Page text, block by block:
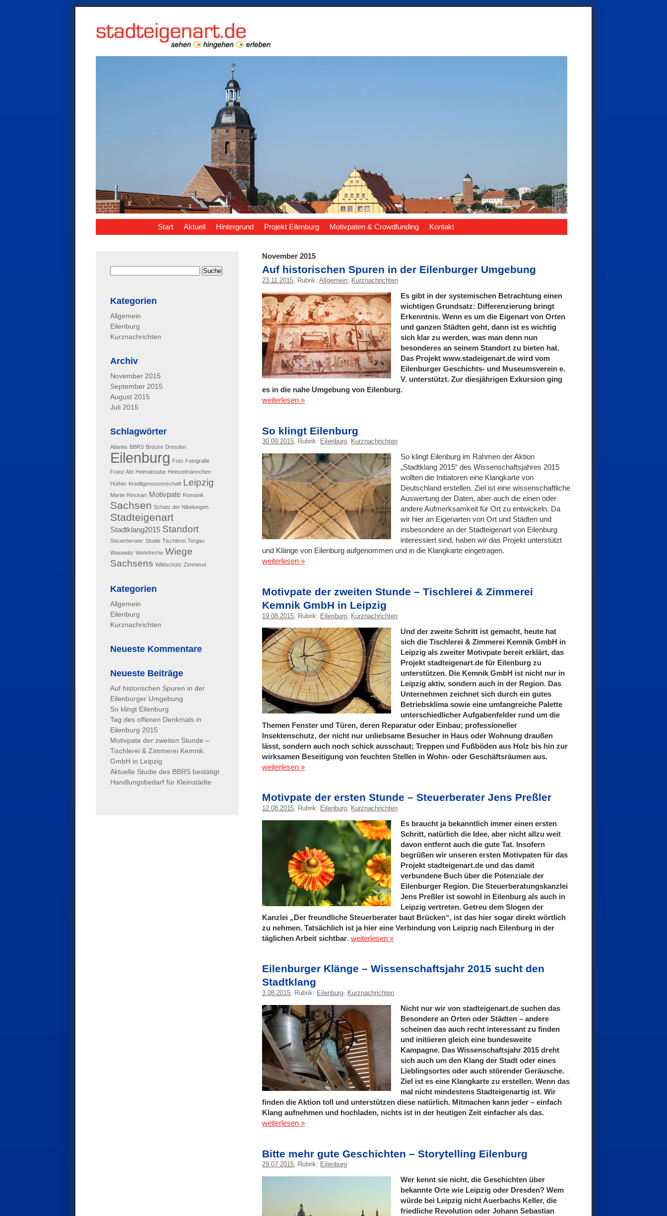
Start Aktuell Hintergrund Projekt Eilenburg Motivpaten & Crowdfunding Kontakt
November 2015
Auf historischen Spuren in der Eilenburger Umgebung
23.11.2015, Rubrik:Allgemein, Kurznachrichten
Es gibt in der systemischen Betrachtung einen
wichtigen Grundsatz: Differenzierung bringt
Erkenntnis. Wenn es um die Eigenart von Orten
und ganzen Städten geht, dann ist es wichtig
sich klar zu werden, was man denn nun
besonderes an seinem Standort zu bieten hat.
Das Projekt www.stadeigenart.de wird vom
Eilenburger Geschichts- und Museumsverein e.
V. unterstützt. Zur diesjährigen Exkursion ging
es in die nahe Umgebung von Eilenburg.
weiterlesen »
So klingt Eilenburg
30.09.2015, Rubrik: Eilenburg, Kurznachrichten
So klingt Eilenburg im Rahmen der Aktion
„Stadtklang 2015“ des Wissenschaftsjahres 2015
wollten die Initiatoren eine Klangkarte von
Deutschland erstellen. Ziel ist eine wissenschaftliche
Auswertung der Daten, aber auch die einen oder
andere Aufmerksamkeit für Ort zu entwickeln. Da
wir hier an Eigenarten von Ort und Städten und
insbesondere an der Stadteigenart von Eilenburg
interessiert sind, haben wir das Projekt unterstützt
und Klänge von Eilenburg aufgenommen und in die Klangkarte eingetragen.
weiterlesen »
Motivpate der zweiten Stunde – Tischlerei & Zimmerei
Kemnik GmbH in Leipzig
19.08.2015 , Rubrik: Eilenburg Kurznachrichten
Und der zweite Schritt ist gemacht, heute hat
sich die Tischlerei & Zimmerei Kemnik GmbH in
Leipzig als zweiter Motivpate bereit erklärt, das
Projekt stadteigenart.de für Eilenburg zu
unterstützen. Die Kemnik GmbH ist nicht nur in
Leipzig aktiv, sondern auch in der Region. Das
Unternehmen zeichnet sich durch ein gutes
Betriebsklima sowie eine umfangreiche Palette
unterschiedlicher Aufgabenfelder rund um die
Themen Fenster und Türen, deren Reparatur oder Einbau; professioneller
Insektenschutz, der nicht nur unliebsame Besucher in Haus oder Wohnung draußen
lässt, sondern auch noch schick ausschaut; Treppen und Fußböden aus Holz bis hin zur
wirksamen Beseitigung von feuchten Stellen in Wohn- oder Geschäftsräumen aus.
weiterlesen »
Motivpate der ersten Stunde – Steuerberater Jens Preßler
12.08.2015 , Rubrik: Eilenburg Kurznachrichten
Es braucht ja bekanntlich immer einen ersten
Schritt, natürlich die Idee, aber nicht allzu weit
davon entfernt auch die gute Tat. Insofern
begrüßen wir unseren ersten Motivpaten für das
Projekt stadteigenart.de und das damit
verbundene Buch über die Potenziale der
Eilenburger Region. Die Steuerberatungskanzlei
Jens Preßler ist sowohl in Eilenburg als auch in
Leipzig vertreten. Getreu dem Slogen der
Kanzlei „Der freundliche Steuerberater baut Brücken“, ist das hier sogar direkt wörtlich
zu nehmen. Tatsächlich ist ja hier eine Verbindung von Leipzig nach Eilenburg in der
täglichen Arbeit sichtbar.weiterlesen »
Eilenburger Klänge – Wissenschaftsjahr 2015 sucht den
Stadtklang
3.08.2015 , Rubrik: Eilenburg Kurznachrichten
Nicht nur wir von stadteigenart.de suchen das
Besondere an Orten oder Städten – andere
scheinen das auch recht interessant zu finden
und initiieren gleich eine bundesweite
Kampagne. Das Wissenschaftsjahr 2015 dreht
sich auch um den Klang der Stadt oder eines
Lieblingsortes oder auch störender Geräusche.
Ziel ist es eine Klangkarte zu erstellen. Wenn das
mal nicht mindestens Stadteigenartig ist. Wir
finden die Aktion toll und unterstützen diese natürlich. Mitmachen kann jeder – einfach
Klang aufnehmen und hochladen, nichts ist in der heutigen Zeit einfacher als das.
weiterlesen »
Bitte mehr gute Geschichten – Storytelling Eilenburg
29.07.2015, Rubrik: Eilenburg
Wer kennt sie nicht, die Geschichten über
bekannte Orte wie Leipzig oder Dresden? Wem
würde bei Leipzig nicht Auerbachs Keller, die
friedliche Revolution oder Johann Sebastian
Kategorien
Allgemein
Eilenburg
Kurznachrichten
Archiv
November 2015
September 2015
August 2015
Juli 2015
Schlagwörter
Atlantis BBRS Brücke Dresden
Eilenburg Foto Fotografie
Franz Abt Heimatstube Heinzelmännchen
Hüther Kreditgenossenschaft Leipzig
Martin Rinckart Motivpate Romanik
Sachsen Schatz der Nibelungen
Stadteigenart
Stadtklang2015 Standort
Steuerberater Studie Tischlerei Torgau
Wasewitz Wehrkirche Wiege
Sachsens Wildschütz Zimmerei
Kategorien
Allgemein
Eilenburg
Kurznachrichten
Neueste Kommentare
Neueste Beiträge
Auf historischen Spuren in der
Eilenburger Umgebung
So klingt Eilenburg
Tag des offenen Denkmals in
Eilenburg 2015
Motivpate der zweiten Stunde –
Tischlerei & Zimmerei Kemnik
GmbH in Leipzig
Aktuelle Studie des BBRS bestätigt
Handlungsbedarf für Kleinstädte